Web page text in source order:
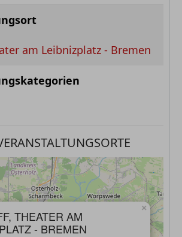
am Leibnizplatz - Bremen
THEATER AM
- BREMEN
×